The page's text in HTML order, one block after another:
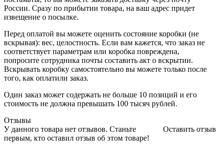
России. Сразу по прибытии товара, на ваш адрес придет
извещение о посылке.
Перед оплатой вы можете оценить состояние коробки (не
вскрывая): вес, целостность. Если вам кажется, что заказ не
соответствует параметрам или коробка повреждена,
попросите сотрудника почты составить акт о вскрытии.
Вскрывать коробку самостоятельно вы можете только после
того, как оплатили заказ.
Один заказ может содержать не больше 10 позиций и его
стоимость не должна превышать 100 тысяч рублей.
Отзывы
Оставить отзыв
У данного товара нет отзывов. Станьте
первым, кто оставил отзыв об этом товаре!